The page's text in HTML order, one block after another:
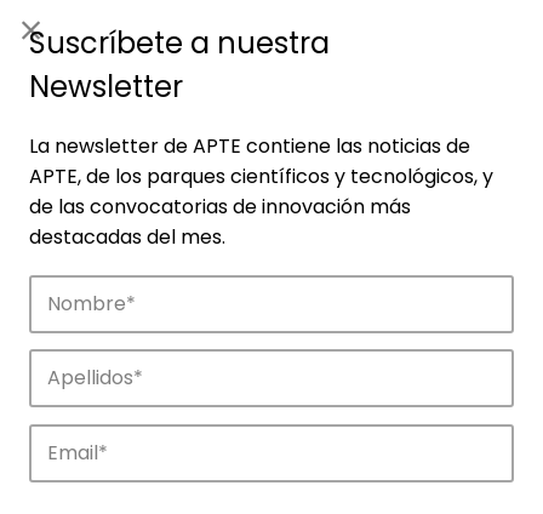
Empresas
Descubre las empresas que impulsan la
innovación en los parques de APTE.
Suscríbete a nuestra
Newsletter
La newsletter de APTE contiene las noticias de
APTE, de los parques científicos y tecnológicos, y
de las convocatorias de innovación más
destacadas del mes.